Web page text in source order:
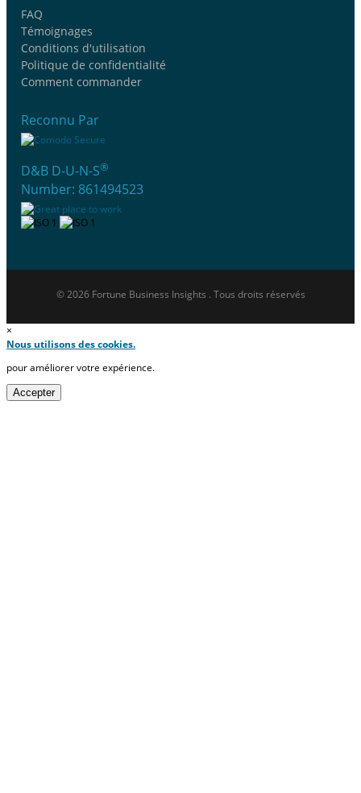
FAQ
Témoignages
Conditions d'utilisation
Politique de confidentialité
Comment commander
Reconnu Par
D&B D-U-N-S®
Number: 861494523
© 2026 Fortune Business Insights . Tous droits réservés
×
Nous utilisons des cookies.
pour améliorer votre expérience.
Accepter